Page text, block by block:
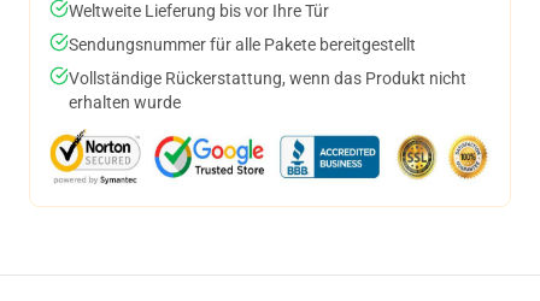
Weltweite Lieferung bis vor Ihre Tür
Sendungsnummer für alle Pakete bereitgestellt
Vollständige Rückerstattung, wenn das Produkt nicht
erhalten wurde